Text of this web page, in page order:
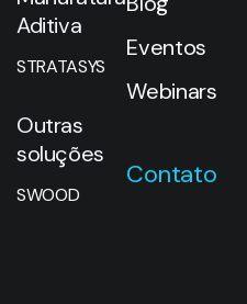
Aditiva
STRATASYS
Outras
soluções
SWOOD
Eventos
Webinars
Contato